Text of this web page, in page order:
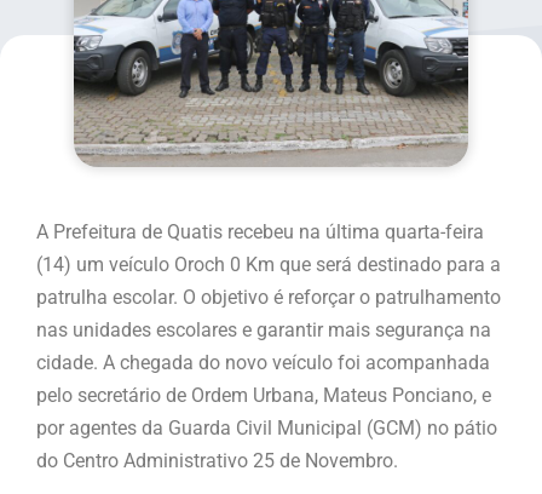
A Prefeitura de Quatis recebeu na última quarta-feira
(14) um veículo Oroch 0 Km que será destinado para a
patrulha escolar. O objetivo é reforçar o patrulhamento
nas unidades escolares e garantir mais segurança na
cidade. A chegada do novo veículo foi acompanhada
pelo secretário de Ordem Urbana, Mateus Ponciano, e
por agentes da Guarda Civil Municipal (GCM) no pátio
do Centro Administrativo 25 de Novembro.